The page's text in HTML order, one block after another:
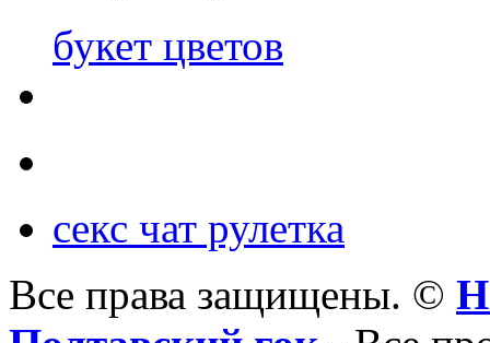
букет цветов
секс чат рулетка
Все права защищены. ©